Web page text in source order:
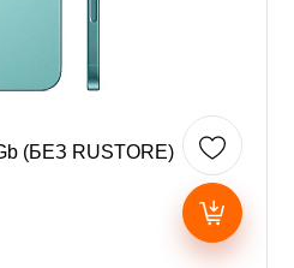
(БЕЗ RUSTORE)